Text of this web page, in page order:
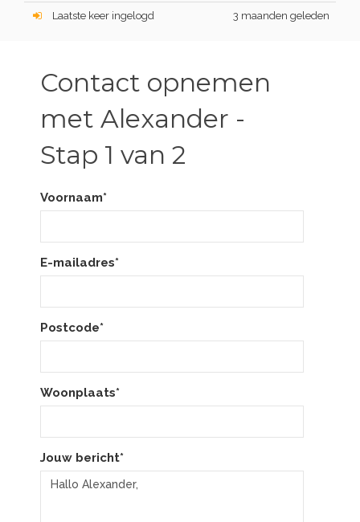
Laatste keer ingelogd
3 maanden geleden
Contact opnemen
met Alexander -
Stap 1 van 2
Voornaam*
E-mailadres*
Postcode*
Woonplaats*
Jouw bericht*